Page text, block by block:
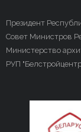
Президент
Совет Министров
Министерство
РУП